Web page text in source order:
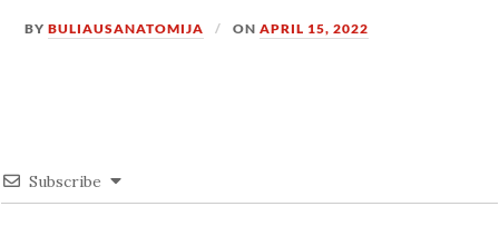
BYBULIAUSANATOMIJA ONAPRIL 15, 2022
Subscribe